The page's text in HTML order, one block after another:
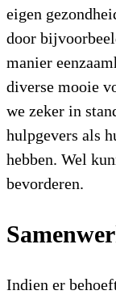
eigen
door
manier
diverse mooie
we zeker in
hulpgevers als
hebben. Wel
bevorderen.
Indien er